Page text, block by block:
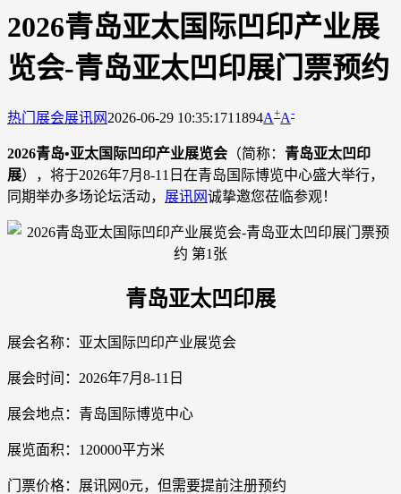
2026青岛亚太国际凹印产业展
览会-青岛亚太凹印展门票预约
热门展会展讯网 2026-06-29 10:35:1711894A+A-
2026青岛•亚太国际凹印产业展览会 （简称： 青岛亚太凹印
展），将于2026年7月8-11日在青岛国际博览中心盛大举行，
同期举办多场论坛活动， 展讯网诚挚邀您莅临参观！
青岛亚太凹印展
展会名称：亚太国际凹印产业展览会
展会时间：2026年7月8-11日
展会地点：青岛国际博览中心
展览面积：120000平方米
门票价格：展讯网0元，但需要提前注册预约